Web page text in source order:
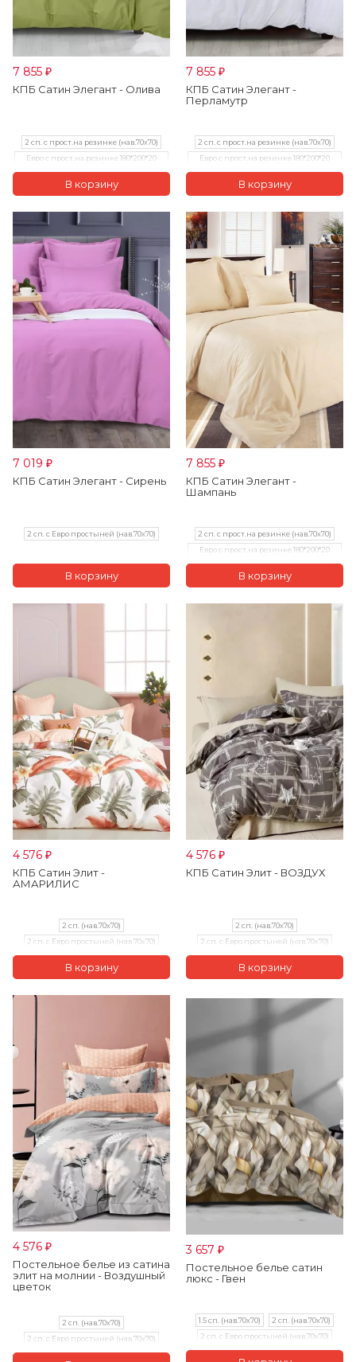
7 855 ₽
КПБ Сатин Элегант - Олива
2 сп. с прост.на резинке (нав.70х70)
Евро с прост.на резинке 180*200*20
7 855 ₽
КПБ Сатин Элегант -
Перламутр
2 сп. с прост.на резинке (нав.70х70)
Евро с прост.на резинке 180*200*20
Семейный с прост. на рез.180*200*20
(нав.70x70)
7 019 ₽
КПБ Сатин Элегант - Сирень
2 сп. с Евро простыней (нав.70х70)
7 855 ₽
КПБ Сатин Элегант -
Шампань
2 сп. с прост.на резинке (нав.70х70)
Евро с прост.на резинке 180*200*20
4 576 ₽
КПБ Сатин Элит -
АМАРИЛИС
2 сп. (нав.70х70)
2 сп. с Евро простыней (нав.70х70)
Евро (нав.70х70)
Семейный (нав.70х70)
4 576 ₽
КПБ Сатин Элит - ВОЗДУХ
2 сп. (нав.70х70)
2 сп. с Евро простыней (нав.70х70)
4 576 ₽
Постельное белье из сатина
элит на молнии - Воздушный
цветок
2 сп. (нав.70х70)
2 сп. с Евро простыней (нав.70х70)
3 657 ₽
Постельное белье сатин
люкс - Гвен
1.5 сп. (нав.70х70)
2 сп. (нав.70х70)
2 сп. с Евро простыней (нав.70х70)
Евро (нав.70х70)